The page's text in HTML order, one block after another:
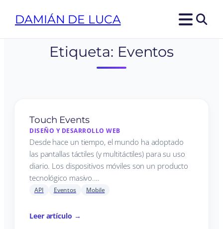
DAMIÁN DE LUCA
Etiqueta: Eventos
Touch Events
DISEÑO Y DESARROLLO WEB
Desde hace un tiempo, el mundo ha adoptado
las pantallas táctiles (y multitáctiles) para su uso
diario. Los dispositivos móviles son un producto
tecnológico masivo.…
API Eventos Mobile
Leer artículo →